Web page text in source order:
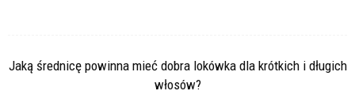
Jaką średnicę powinna mieć dobra lokówka dla krótkich i długich
włosów?